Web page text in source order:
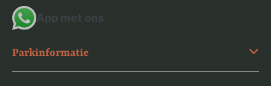
App met ons
Parkinformatie